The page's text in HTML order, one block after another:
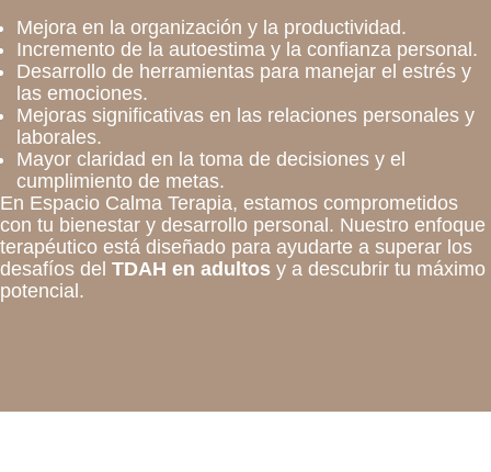
Mejora en la organización y la productividad.
Incremento de la autoestima y la confianza personal.
Desarrollo de herramientas para manejar el estrés y
las emociones.
Mejoras significativas en las relaciones personales y
laborales.
Mayor claridad en la toma de decisiones y el
cumplimiento de metas.
En Espacio Calma Terapia, estamos comprometidos
con tu bienestar y desarrollo personal. Nuestro enfoque
terapéutico está diseñado para ayudarte a superar los
desafíos del TDAH en adultos y a descubrir tu máximo
potencial.